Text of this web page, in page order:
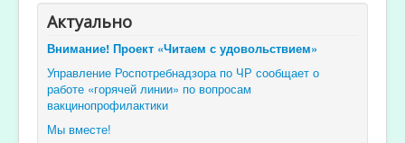
Актуально
Внимание! Проект «Читаем с удовольствием»
Управление Роспотребнадзора по ЧР сообщает о
работе «горячей линии» по вопросам
вакцинопрофилактики
Мы вместе!